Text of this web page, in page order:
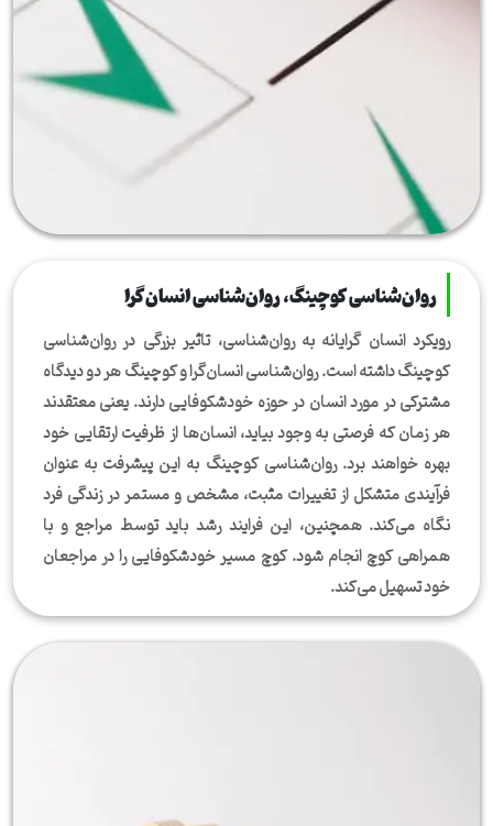
روان‌شناسی کوچینگ، روان‌شناسی انسان‌گرا
رویکرد انسان گرایانه به روان‌شناسی، تاثیر بزرگی در روان‌شناسی
کوچینگ داشته است. روان‌شناسی انسان‌گرا و کوچینگ هر دو دیدگاه
مشترکی در مورد انسان در حوزه خودشکوفایی دارند. یعنی معتقدند
هر زمان که فرصتی به وجود بیاید، انسان‌ها از ظرفیت ارتقایی خود
بهره خواهند برد. روان‌شناسی کوچینگ به این پیشرفت به عنوان
فرآیندی متشکل از تغییرات مثبت، مشخص و مستمر در زندگی فرد
نگاه می‌کند. همچنین، این فرایند رشد باید توسط مراجع و با
همراهی کوچ انجام شود. کوچ مسیر خودشکوفایی را در مراجعان
خود تسهیل می‌کند.